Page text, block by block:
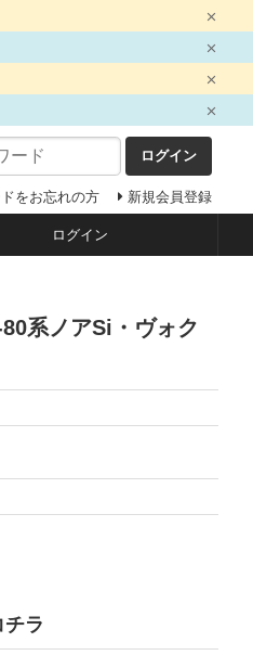
ログイン
をお忘れの方 新規会員登録
ログイン
系ノアSi・ヴォク
ラ